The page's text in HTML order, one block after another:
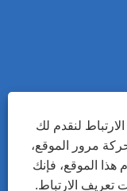
المعدنية - جميع الحقوق
لنقدم لك
مرور الموقع،
الموقع، فإنك
تعريف الارتباط.